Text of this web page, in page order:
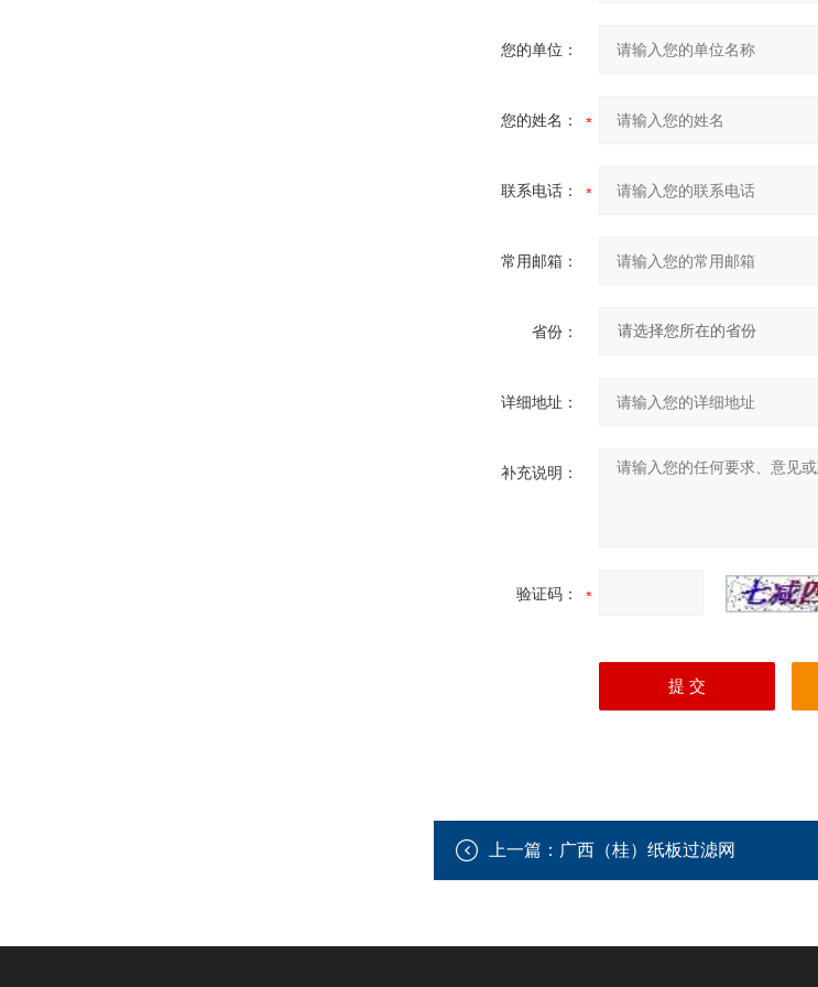
您的单位：
您的姓名：
联系电话：
常用邮箱：
省份：
详细地址：
补充说明：
验证码：
上一篇： 广西（桂）纸板过滤网